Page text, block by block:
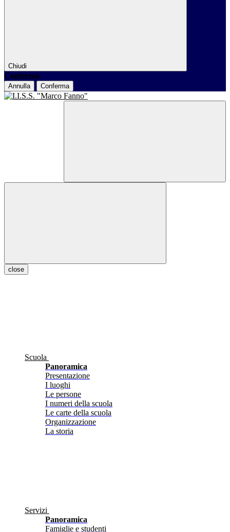
Chiudi
Conferma
Annulla Conferma
close
Scuola
Panoramica
Presentazione
I luoghi
Le persone
I numeri della scuola
Le carte della scuola
Organizzazione
La storia
Servizi
Panoramica
Famiglie e studenti